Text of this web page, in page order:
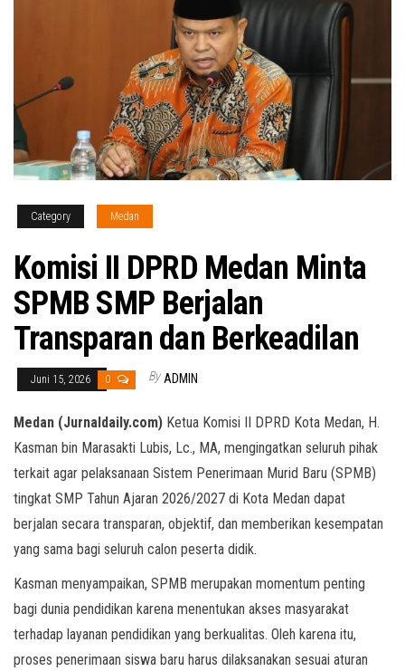
Category Medan
Komisi II DPRD Medan Minta
SPMB SMP Berjalan
Transparan dan Berkeadilan
Juni 15, 2026 0 By ADMIN
Medan (Jurnaldaily.com) Ketua Komisi II DPRD Kota Medan, H.
Kasman bin Marasakti Lubis, Lc., MA, mengingatkan seluruh pihak
terkait agar pelaksanaan Sistem Penerimaan Murid Baru (SPMB)
tingkat SMP Tahun Ajaran 2026/2027 di Kota Medan dapat
berjalan secara transparan, objektif, dan memberikan kesempatan
yang sama bagi seluruh calon peserta didik.
Kasman menyampaikan, SPMB merupakan momentum penting
bagi dunia pendidikan karena menentukan akses masyarakat
terhadap layanan pendidikan yang berkualitas. Oleh karena itu,
proses penerimaan siswa baru harus dilaksanakan sesuai aturan